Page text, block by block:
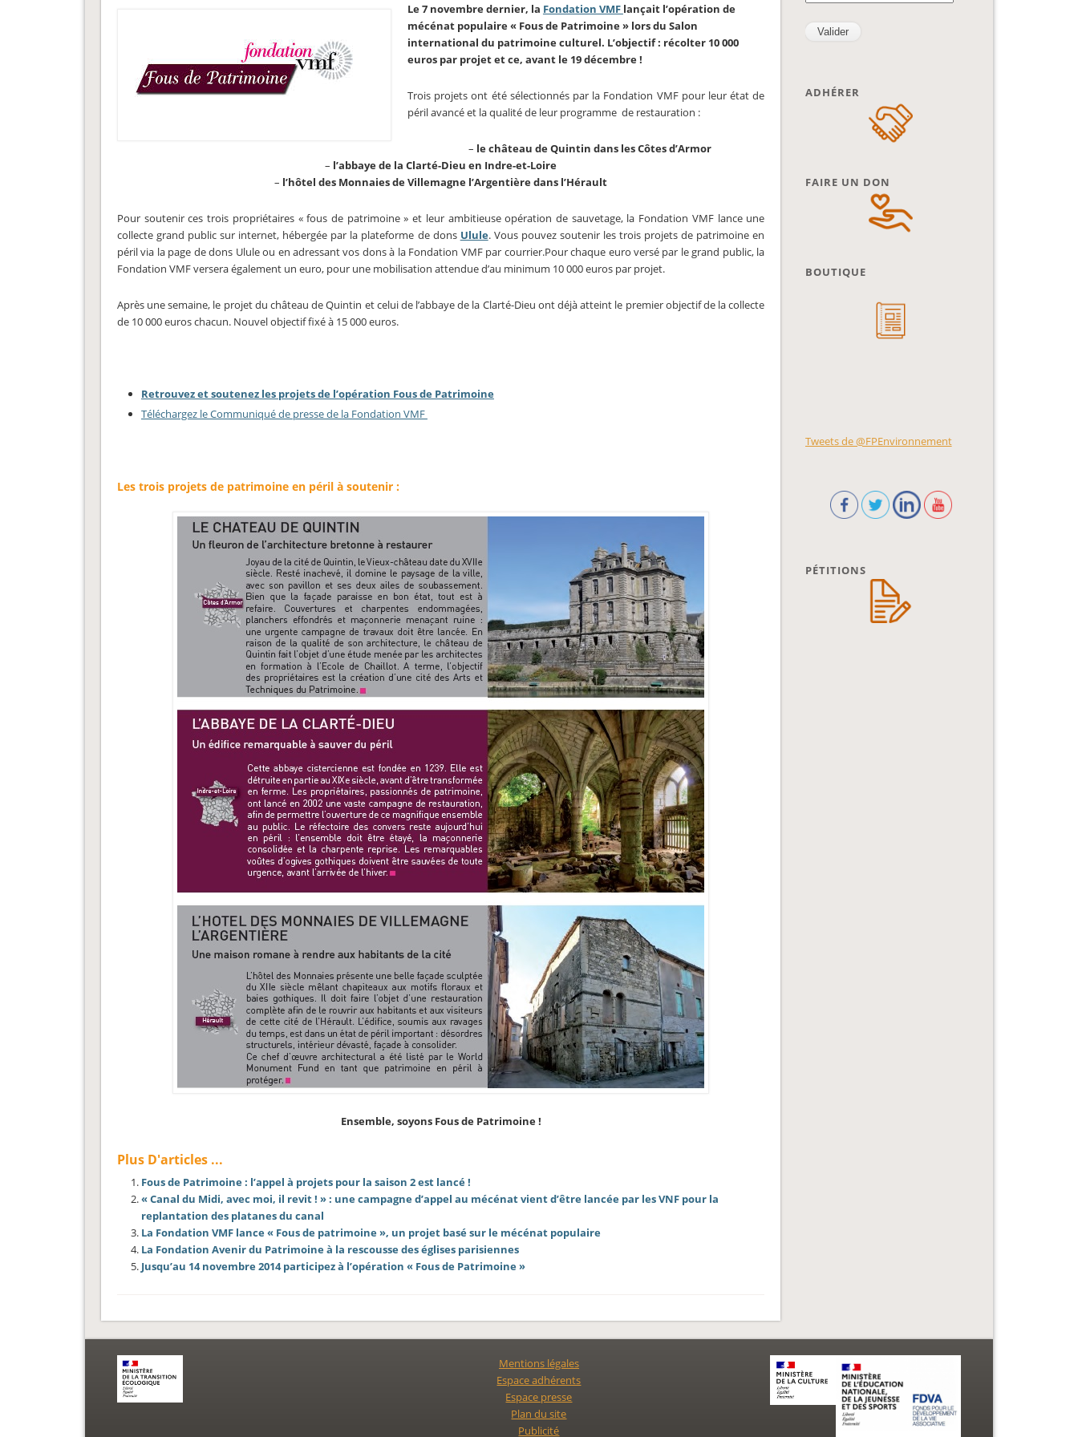
Le 7 novembre dernier, la Fondation VMF lançait l’opération de
mécénat populaire « Fous de Patrimoine » lors du Salon
international du patrimoine culturel. L’objectif : récolter 10 000
euros par projet et ce, avant le 19 décembre !
Trois projets ont été sélectionnés par la Fondation VMF pour leur état de
péril avancé et la qualité de leur programme de restauration :
– le château de Quintin dans les Côtes d’Armor
– l’abbaye de la Clarté-Dieu en Indre-et-Loire
– l’hôtel des Monnaies de Villemagne l’Argentière dans l’Hérault
Pour soutenir ces trois propriétaires « fous de patrimoine » et leur ambitieuse opération de sauvetage, la Fondation VMF lance une
collecte grand public sur internet, hébergée par la plateforme de dons Ulule. Vous pouvez soutenir les trois projets de patrimoine en
péril via la page de dons Ulule ou en adressant vos dons à la Fondation VMF par courrier.Pour chaque euro versé par le grand public, la
Fondation VMF versera également un euro, pour une mobilisation attendue d’au minimum 10 000 euros par projet.
Après une semaine, le projet du château de Quintin et celui de l’abbaye de la Clarté-Dieu ont déjà atteint le premier objectif de la collecte
de 10 000 euros chacun. Nouvel objectif fixé à 15 000 euros.
Retrouvez et soutenez les projets de l’opération Fous de Patrimoine
Téléchargez le Communiqué de presse de la Fondation VMF
Les trois projets de patrimoine en péril à soutenir :
Ensemble, soyons Fous de Patrimoine !
Plus D'articles ...
Fous de Patrimoine : l’appel à projets pour la saison 2 est lancé !
« Canal du Midi, avec moi, il revit ! » : une campagne d’appel au mécénat vient d’être lancée par les VNF pour la
replantation des platanes du canal
La Fondation VMF lance « Fous de patrimoine », un projet basé sur le mécénat populaire
La Fondation Avenir du Patrimoine à la rescousse des églises parisiennes
Jusqu’au 14 novembre 2014 participez à l’opération « Fous de Patrimoine »
ADHÉRER
FAIRE UN DON
BOUTIQUE
Tweets de @FPEnvironnement
PÉTITIONS
Mentions légales
Espace adhérents
Espace presse
Plan du site
Publicité